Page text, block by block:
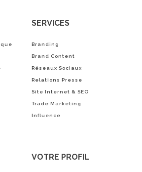
SERVICES
Branding
Brand Content
Réseaux Sociaux
Relations Presse
Site Internet & SEO
Trade Marketing
Influence
VOTRE PROFIL